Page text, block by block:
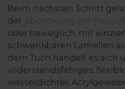
Beim nächsten Schritt
der Abdeckung der Pergola
oder beweglich, mit
schwenkbaren Lamellen
dem Tuch handelt es sich
widerstandsfähiges,
wasserdichtes